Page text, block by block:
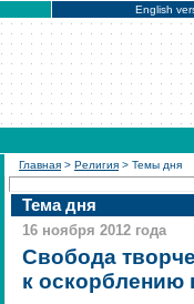
English
Главная > Религия > Темы дня
Тема дня
16 ноября 2012 года
Свобода
к оскорблению